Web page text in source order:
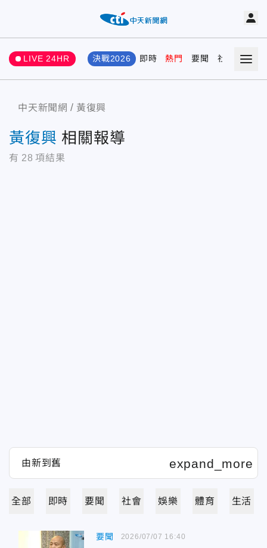
LIVE 24HR 決戰2026 即時 熱門 要聞 社會 娛樂
中天新聞網 黃復興
黃復興 相關報導
有 28 項結果
全部 即時 要聞 社會 娛樂 體育 生活
要聞 2026/07/07 16:40